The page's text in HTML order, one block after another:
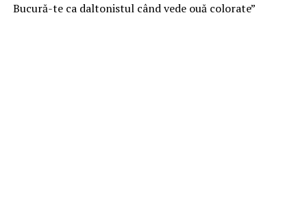
Bucură-te ca daltonistul când vede ouă colorate”